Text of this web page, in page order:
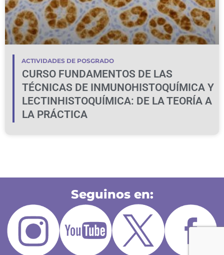
ACTIVIDADES DE POSGRADO
CURSO FUNDAMENTOS DE LAS
TÉCNICAS DE INMUNOHISTOQUÍMICA Y
LECTINHISTOQUÍMICA: DE LA TEORÍA A
LA PRÁCTICA
Seguinos en: